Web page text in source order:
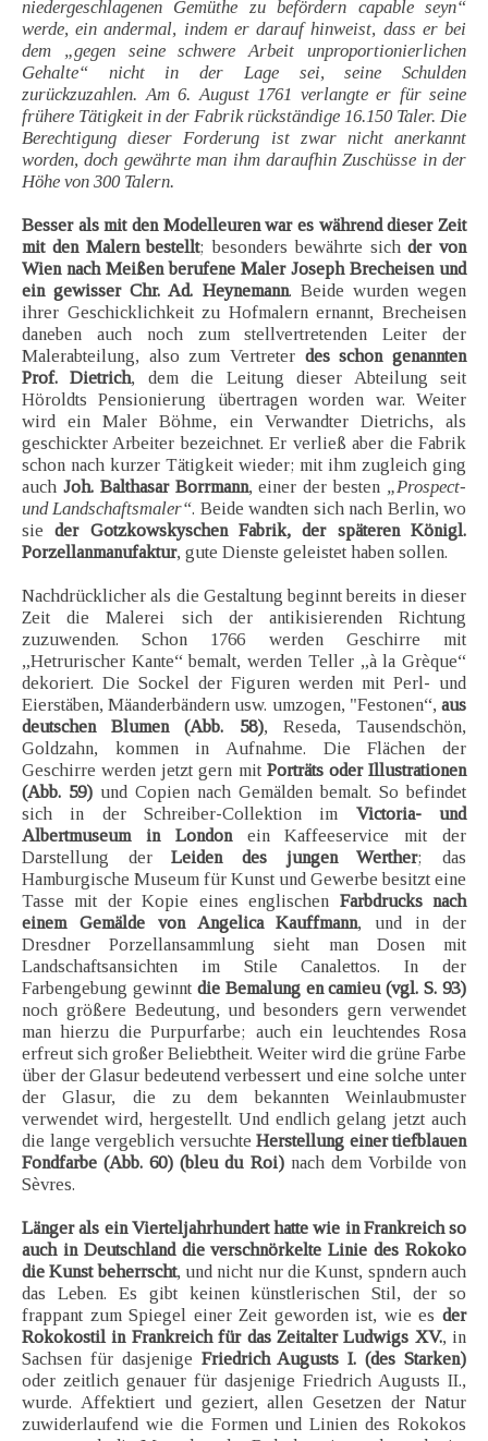
niedergeschlagenen Gemüthe zu befördern capable seyn“
werde, ein andermal, indem er darauf hinweist, dass er bei
dem „gegen seine schwere Arbeit unproportionierlichen
Gehalte“ nicht in der Lage sei, seine Schulden
zurückzuzahlen. Am 6. August 1761 verlangte er für seine
frühere Tätigkeit in der Fabrik rückständige 16.150 Taler. Die
Berechtigung dieser Forderung ist zwar nicht anerkannt
worden, doch gewährte man ihm daraufhin Zuschüsse in der
Höhe von 300 Talern.
Besser als mit den Modelleuren war es während dieser Zeit
mit den Malern bestellt; besonders bewährte sichder von
Wien nach Meißen berufene Maler Joseph Brecheisen und
ein gewisser Chr. Ad. Heynemann. Beide wurden wegen
ihrer Geschicklichkeit zu Hofmalern ernannt, Brecheisen
daneben auch noch zum stellvertretenden Leiter der
Malerabteilung, also zum Vertreter des schon genannten
Prof. Dietrich, dem die Leitung dieser Abteilung seit
Höroldts Pensionierung übertragen worden war. Weiter
wird ein Maler Böhme, ein Verwandter Dietrichs, als
geschickter Arbeiter bezeichnet. Er verließ aber die Fabrik
schon nach kurzer Tätigkeit wieder; mit ihm zugleich ging
auch Joh. Balthasar Borrmann, einer der besten „Prospect-
und Landschaftsmaler“. Beide wandten sich nach Berlin, wo
sieder Gotzkowskyschen Fabrik, der späteren Königl.
Porzellanmanufaktur, gute Dienste geleistet haben sollen.
Nachdrücklicher als die Gestaltung beginnt bereits in dieser
Zeit die Malerei sich der antikisierenden Richtung
zuzuwenden. Schon 1766 werden Geschirre mit
„Hetrurischer Kante“ bemalt, werden Teller „à la Grèque“
dekoriert. Die Sockel der Figuren werden mit Perl- und
Eierstäben, Mäanderbändern usw. umzogen, "Festonen“, aus
deutschen Blumen (Abb. 58), Reseda, Tausendschön,
Goldzahn, kommen in Aufnahme. Die Flächen der
Geschirre werden jetzt gern mit Porträts oder Illustrationen
(Abb. 59) und Copien nach Gemälden bemalt. So befindet
sich in der Schreiber-Collektion im Victoria- und
Albertmuseum in Londonein Kaffeeservice mit der
Darstellung derLeiden des jungen Werther; das
Hamburgische Museum für Kunst und Gewerbe besitzt eine
Tasse mit der Kopie eines englischen Farbdrucks nach
einem Gemälde von Angelica Kauffmann, und in der
Dresdner Porzellansammlung sieht man Dosen mit
Landschaftsansichten im Stile Canalettos. In der
Farbengebung gewinnt die Bemalung en camieu (vgl. S. 93)
noch größere Bedeutung, und besonders gern verwendet
man hierzu die Purpurfarbe; auch ein leuchtendes Rosa
erfreut sich großer Beliebtheit. Weiter wird die grüne Farbe
über der Glasur bedeutend verbessert und eine solche unter
der Glasur, die zu dem bekannten Weinlaubmuster
verwendet wird, hergestellt. Und endlich gelang jetzt auch
die lange vergeblich versuchte Herstellung einer tiefblauen
Fondfarbe (Abb. 60) (bleu du Roi)nach dem Vorbilde von
Sèvres.
Länger als ein Vierteljahrhundert hatte wie in Frankreich so
auch in Deutschland die verschnörkelte Linie des Rokoko
die Kunst beherrscht, und nicht nur die Kunst, spndern auch
das Leben. Es gibt keinen künstlerischen Stil, der so
frappant zum Spiegel einer Zeit geworden ist, wie es der
Rokokostil in Frankreich für das Zeitalter Ludwigs XV., in
Sachsen für dasjenige Friedrich Augusts I. (des Starken)
oder zeitlich genauer für dasjenige Friedrich Augusts II.,
wurde. Affektiert und geziert, allen Gesetzen der Natur
zuwiderlaufend wie die Formen und Linien des Rokokos